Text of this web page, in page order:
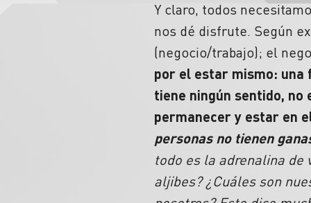
Y claro, todos
nos dé disfrute. Según
(negocio/trabajo); el
por el estar mismo:
tiene ningún sentido, no
permanecer y estar en
personas no tienen
todo es la adrenalina de
aljibes? ¿Cuáles son